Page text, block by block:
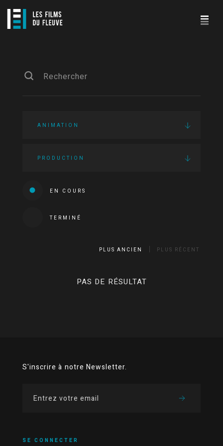
ANIMATION
PRODUCTION
EN COURS
TERMINÉ
PLUS ANCIEN PLUS RÉCENT
PAS DE RÉSULTAT
S'inscrire à notre Newsletter.
SE CONNECTER